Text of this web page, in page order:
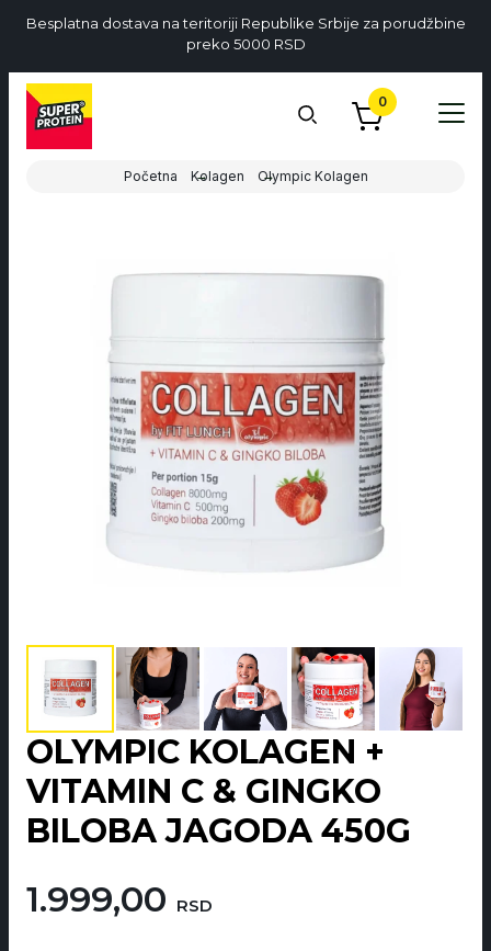
Besplatna dostava na teritoriji Republike Srbije za porudžbine
preko 5000 RSD
0
Početna Kolagen Olympic Kolagen
OLYMPIC KOLAGEN +
VITAMIN C & GINGKO
BILOBA JAGODA 450G
1.999,00 RSD